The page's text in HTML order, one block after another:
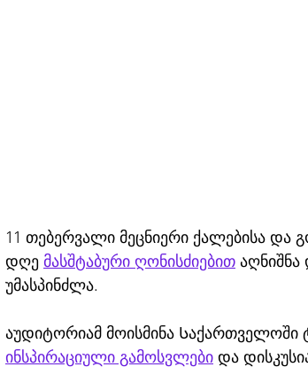
11 თებერვალი მეცნიერი ქალებისა
დღე მასშტაბური ღონისძიებით აღნიშნა
უმასპინძლა.
აუდიტორიამ მოისმინა Საქართველოში
ინსპირაციული გამოსვლები და